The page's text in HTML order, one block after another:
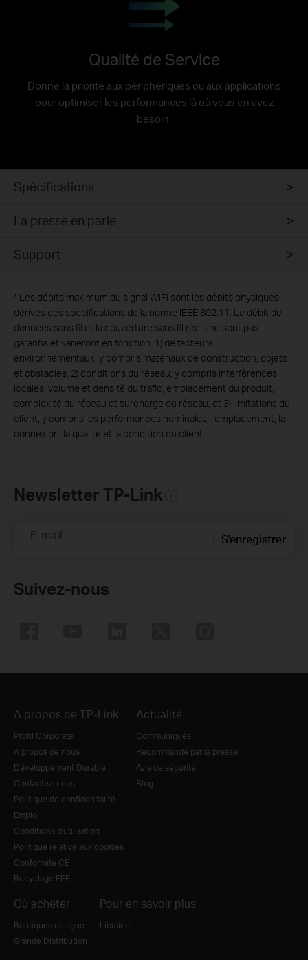
Qualité de Service
Donne la priorité aux périphériques ou aux applications
pour optimiser les performances là où vous en avez
besoin.
Spécifications
La presse en parle
Support
* Les débits maximum du signal WiFi sont les débits physiques
dérivés des spécifications de la norme IEEE 802.11. Le débit de
données sans fil et la couverture sans fil réels ne sont pas
garantis et varieront en fonction: 1) de facteurs
environnementaux, y compris matériaux de construction, objets
et obstacles, 2) conditions du réseau, y compris interférences
locales, volume et densité du trafic, emplacement du produit,
complexité du réseau et surcharge du réseau, et 3) limitations du
client, y compris les performances nominales, l'emplacement, la
connexion, la qualité et la condition du client.
Newsletter TP-Link
E-mail S'enregistrer
Suivez-nous
A propos de TP-Link
Profil Corporate
A propos de nous
Développement Durable
Contactez-nous
Politique de confidentialité
Emploi
Conditions d'utilisation
Politique relative aux cookies
Conformité CE
Recyclage EEE
Actualité
Communiqués
Recommandé par la presse
Avis de sécurité
Blog
Où acheter
Boutiques en ligne
Grande Distribution
Pour en savoir plus
Librairie